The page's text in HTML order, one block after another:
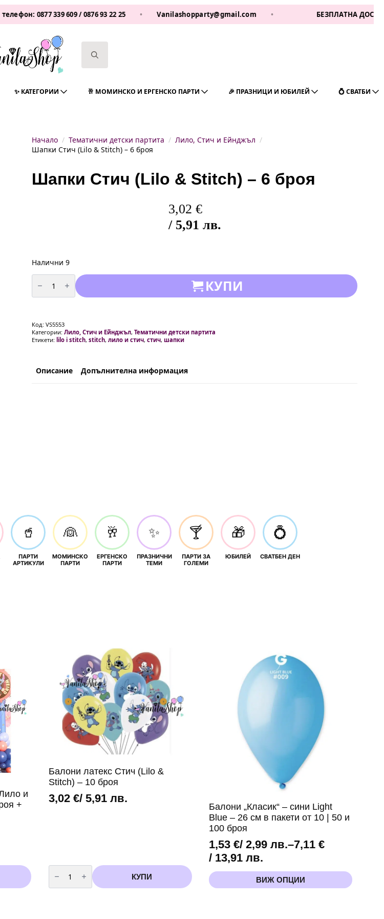
0877 339 609/0876 93 22 25 • Vanilashopparty@gmail.com • БЕЗПЛАТНА ДОСТАВКА ЗА
✨ КАТЕГОРИИ 🥂 МОМИНСКО И ЕРГЕНСКО ПАРТИ 🎉 ПРАЗНИЦИ И ЮБИЛЕЙ 💍 СВАТБИ
Начало Тематични детски партита
Лило, Стич и Ейнджъл
Шапки Стич (Lilo & Stitch) – 6 броя
Шапки Стич (Lilo & Stitch) – 6 броя
3,02 €
/ 5,91 лв.
Налични 9
количество
за
Шапки
Стич
Stitch)
-
6
броя
КУПИ
Код: VS5553
Категории: Лило, Стич и Ейнджъл, Тематични детски партита
Етикети: lilo i stitch, stitch, лило и стич, стич, шапки
Описание Допълнителна информация
🥤
ПАРТИ
АРТИКУЛИ
👰
МОМИНСКО
ПАРТИ
🥂
ЕРГЕНСКО
ПАРТИ
✨
ПРАЗНИЧНИ
ТЕМИ
🍸
ПАРТИ ЗА
ГОЛЕМИ
🎁
ЮБИЛЕЙ
💍
СВАТБЕН ДЕН
и
+
Балони латекс Стич (Lilo &
Stitch) – 10 броя
3,02 €/ 5,91 лв.
количество
за
Балони
латекс
КУПИ
Балони „Класик“ – сини Light
Blue – 26 см в пакети от 10 | 50 и
100 броя
1,53€/ 2,99 лв.–7,11€
/ 13,91 лв.
Price
range:
1,53 €
ВИЖ ОПЦИИ
This
product